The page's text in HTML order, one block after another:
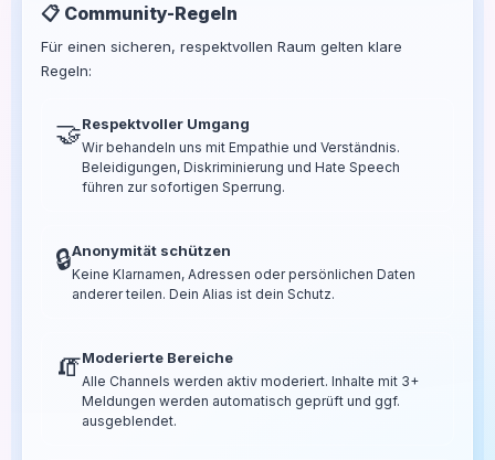
📋 Community-Regeln
Für einen sicheren, respektvollen Raum gelten klare
Regeln:
🤝Respektvoller Umgang
Wir behandeln uns mit Empathie und Verständnis.
Beleidigungen, Diskriminierung und Hate Speech
führen zur sofortigen Sperrung.
🔒Anonymität schützen
Keine Klarnamen, Adressen oder persönlichen Daten
anderer teilen. Dein Alias ist dein Schutz.
🧯Moderierte Bereiche
Alle Channels werden aktiv moderiert. Inhalte mit 3+
Meldungen werden automatisch geprüft und ggf.
ausgeblendet.